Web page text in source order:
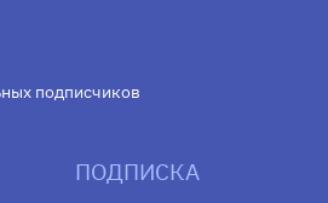
подписчиков
ПОДПИСКА